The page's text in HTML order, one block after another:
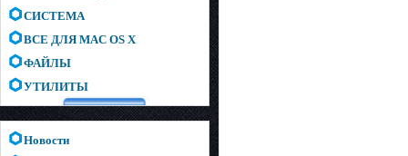
СИСТЕМА
ВСЕ ДЛЯ MAC OS X
ФАЙЛЫ
УТИЛИТЫ
Новости